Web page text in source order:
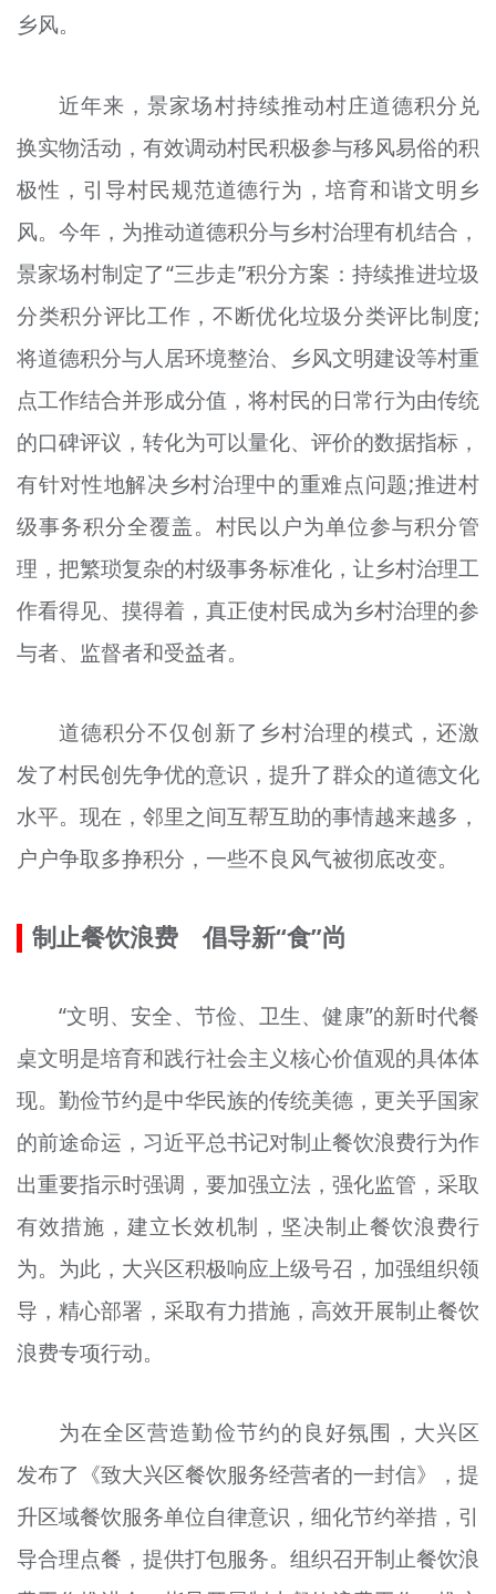
乡风。
近年来，景家场村持续推动村庄道德积分兑
换实物活动，有效调动村民积极参与移风易俗的积
极性，引导村民规范道德行为，培育和谐文明乡
风。今年，为推动道德积分与乡村治理有机结合，
景家场村制定了“三步走”积分方案：持续推进垃圾
分类积分评比工作，不断优化垃圾分类评比制度;
将道德积分与人居环境整治、乡风文明建设等村重
点工作结合并形成分值，将村民的日常行为由传统
的口碑评议，转化为可以量化、评价的数据指标，
有针对性地解决乡村治理中的重难点问题;推进村
级事务积分全覆盖。村民以户为单位参与积分管
理，把繁琐复杂的村级事务标准化，让乡村治理工
作看得见、摸得着，真正使村民成为乡村治理的参
与者、监督者和受益者。
道德积分不仅创新了乡村治理的模式，还激
发了村民创先争优的意识，提升了群众的道德文化
水平。现在，邻里之间互帮互助的事情越来越多，
户户争取多挣积分，一些不良风气被彻底改变。
制止餐饮浪费 倡导新“食”尚
“文明、安全、节俭、卫生、健康”的新时代餐
桌文明是培育和践行社会主义核心价值观的具体体
现。勤俭节约是中华民族的传统美德，更关乎国家
的前途命运，习近平总书记对制止餐饮浪费行为作
出重要指示时强调，要加强立法，强化监管，采取
有效措施，建立长效机制，坚决制止餐饮浪费行
为。为此，大兴区积极响应上级号召，加强组织领
导，精心部署，采取有力措施，高效开展制止餐饮
浪费专项行动。
为在全区营造勤俭节约的良好氛围，大兴区
发布了《致大兴区餐饮服务经营者的一封信》，提
升区域餐饮服务单位自律意识，细化节约举措，引
导合理点餐，提供打包服务。组织召开制止餐饮浪